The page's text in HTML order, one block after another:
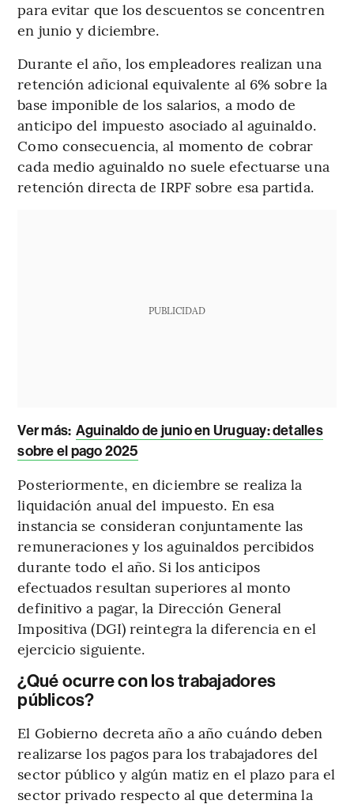
para evitar que los descuentos se concentren
en junio y diciembre.
Durante el año, los empleadores realizan una
retención adicional equivalente al 6% sobre la
base imponible de los salarios, a modo de
anticipo del impuesto asociado al aguinaldo.
Como consecuencia, al momento de cobrar
cada medio aguinaldo no suele efectuarse una
retención directa de IRPF sobre esa partida.
PUBLICIDAD
Ver más: Aguinaldo de junio en Uruguay: detalles
sobre el pago 2025
Posteriormente, en diciembre se realiza la
liquidación anual del impuesto. En esa
instancia se consideran conjuntamente las
remuneraciones y los aguinaldos percibidos
durante todo el año. Si los anticipos
efectuados resultan superiores al monto
definitivo a pagar, la Dirección General
Impositiva (DGI) reintegra la diferencia en el
ejercicio siguiente.
¿Qué ocurre con los trabajadores
públicos?
El Gobierno decreta año a año cuándo deben
realizarse los pagos para los trabajadores del
sector público y algún matiz en el plazo para el
sector privado respecto al que determina la